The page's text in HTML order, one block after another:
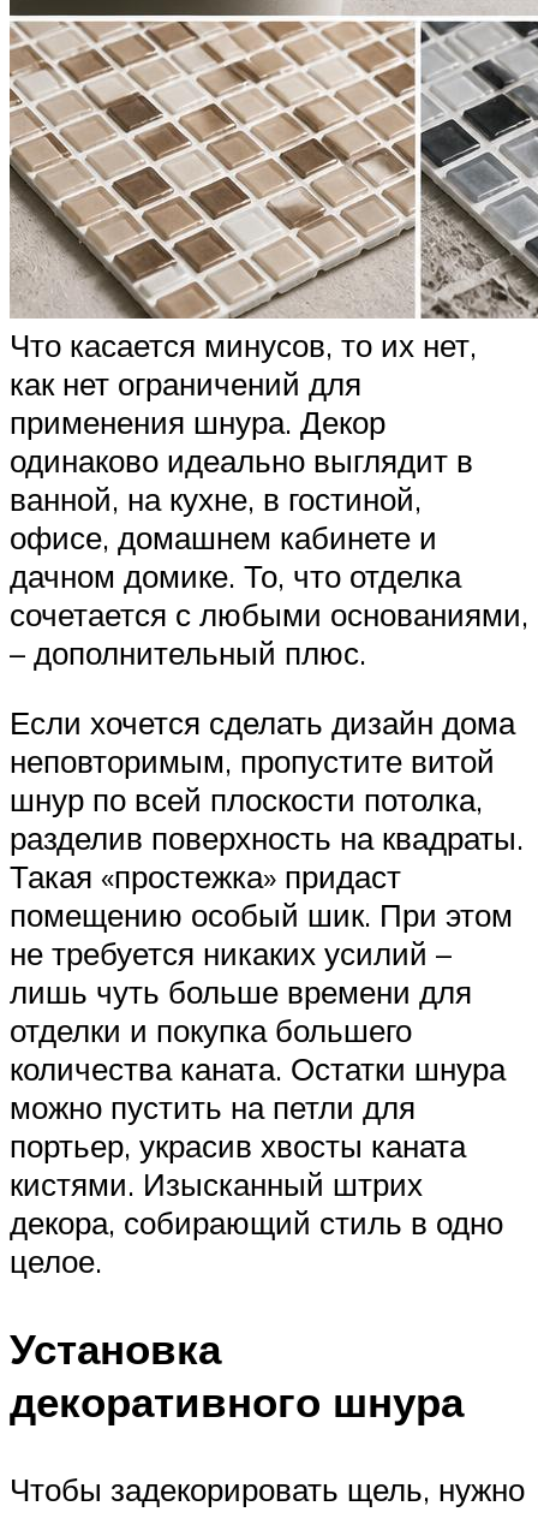
Что касается минусов, то их нет,
как нет ограничений для
применения шнура. Декор
одинаково идеально выглядит в
ванной, на кухне, в гостиной,
офисе, домашнем кабинете и
дачном домике. То, что отделка
сочетается с любыми основаниями,
– дополнительный плюс.
Если хочется сделать дизайн дома
неповторимым, пропустите витой
шнур по всей плоскости потолка,
разделив поверхность на квадраты.
Такая «простежка» придаст
помещению особый шик. При этом
не требуется никаких усилий –
лишь чуть больше времени для
отделки и покупка большего
количества каната. Остатки шнура
можно пустить на петли для
портьер, украсив хвосты каната
кистями. Изысканный штрих
декора, собирающий стиль в одно
целое.
Установка
декоративного шнура
Чтобы задекорировать щель, нужно